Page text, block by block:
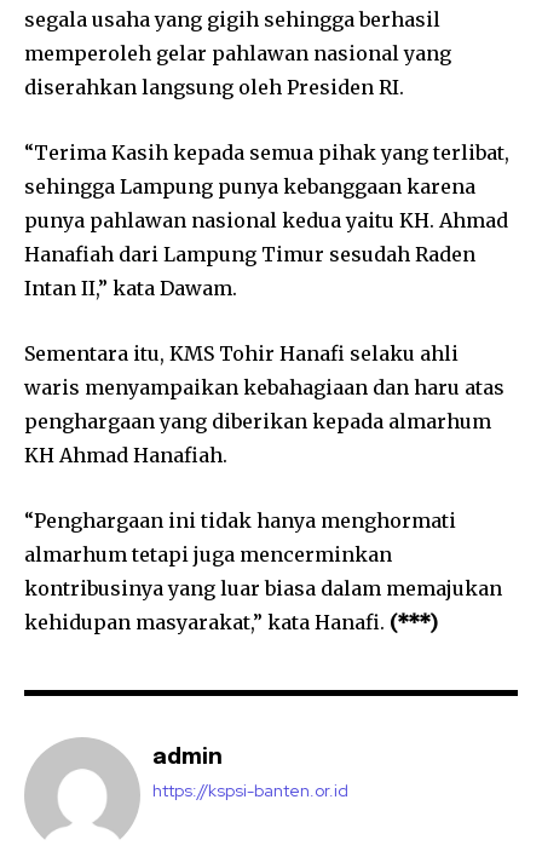
segala usaha yang gigih sehingga berhasil
memperoleh gelar pahlawan nasional yang
diserahkan langsung oleh Presiden RI.
“Terima Kasih kepada semua pihak yang terlibat,
sehingga Lampung punya kebanggaan karena
punya pahlawan nasional kedua yaitu KH. Ahmad
Hanafiah dari Lampung Timur sesudah Raden
Intan II,” kata Dawam.
Sementara itu, KMS Tohir Hanafi selaku ahli
waris menyampaikan kebahagiaan dan haru atas
penghargaan yang diberikan kepada almarhum
KH Ahmad Hanafiah.
“Penghargaan ini tidak hanya menghormati
almarhum tetapi juga mencerminkan
kontribusinya yang luar biasa dalam memajukan
kehidupan masyarakat,” kata Hanafi. (***)
admin
https://kspsi-banten.or.id